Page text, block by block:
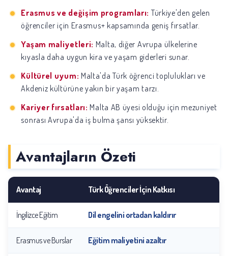
Erasmus ve değişim programları: Türkiye'den gelen
öğrenciler için Erasmus+ kapsamında geniş fırsatlar.
Yaşam maliyetleri: Malta, diğer Avrupa ülkelerine
kıyasla daha uygun kira ve yaşam giderleri sunar.
Kültürel uyum: Malta'da Türk öğrenci toplulukları ve
Akdeniz kültürüne yakın bir yaşam tarzı.
Kariyer fırsatları: Malta AB üyesi olduğu için mezuniyet
sonrası Avrupa'da iş bulma şansı yüksektir.
Avantajların Özeti
Avantaj Türk Öğrenciler İçin Katkısı
İngilizce Eğitim Dil engelini ortadan kaldırır
Erasmus ve Burslar Eğitim maliyetini azaltır